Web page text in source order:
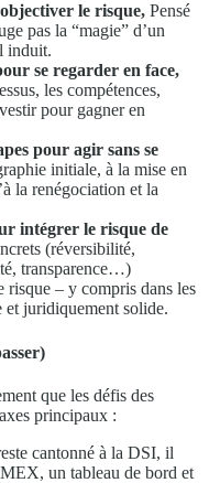
le risque, Pensé
pas la “magie” d’un
induit.
se regarder en face,
les compétences,
pour gagner en
pour agir sans se
initiale, à la mise en
la renégociation et la
intégrer le risque de
(réversibilité,
transparence…)
risque – y compris dans les
et juridiquement solide.
que les défis des
principaux :
cantonné à la DSI, il
un tableau de bord et